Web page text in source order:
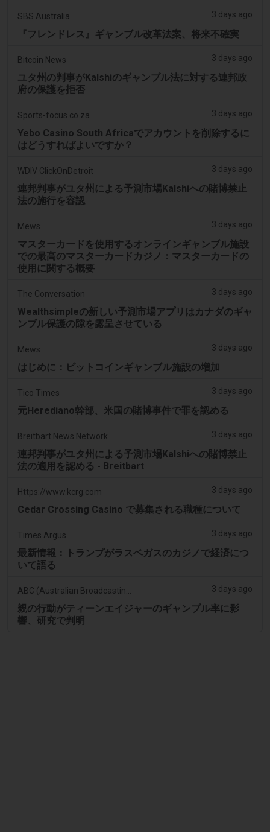
SBS Australia 3 days ago
『フレンドレス』ギャンブル改革法案、将来不確実
Bitcoin News 3 days ago
ユタ州の判事がKalshiのギャンブル法に対する連邦政
府の保護を拒否
Sports-focus.co.za 3 days ago
Yebo Casino South Africaでアカウントを削除するに
はどうすればよいですか？
WDIV ClickOnDetroit 3 days ago
連邦判事がユタ州による予測市場Kalshiへの賭博禁止
法の施行を容認
Mews 3 days ago
マスターカードを使用するオンラインギャンブル施設
での最高のマスターカードカジノ：マスターカードの
使用に関する概要
The Conversation 3 days ago
Wealthsimpleの新しい予測市場アプリはカナダのギャ
ンブル保護の隙を露呈させている
Mews 3 days ago
はじめに：ビットコインギャンブル施設の増加
Tico Times 3 days ago
元Herediano幹部、米国の賭博事件で罪を認める
Breitbart News Network 3 days ago
連邦判事がユタ州による予測市場Kalshiへの賭博禁止
法の適用を認める - Breitbart
Https://www.kcrg.com 3 days ago
Cedar Crossing Casino で募集される職種について
Times Argus 3 days ago
最新情報：トランプがラスベガスのカジノで経済につ
いて語る
3 days ago
親の行動がティーンエイジャーのギャンブル率に影
響、研究で判明